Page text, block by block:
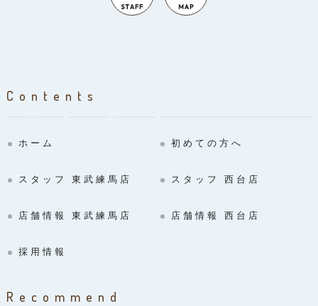
Contents
ホーム 初めての方へ
スタッフ 東武練馬店 スタッフ 西台店
店舗情報 東武練馬店 店舗情報 西台店
採用情報
Recommend